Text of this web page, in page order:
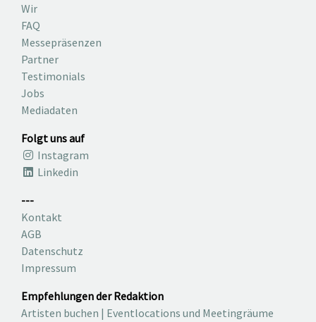
Wir
FAQ
Messepräsenzen
Partner
Testimonials
Jobs
Mediadaten
Folgt uns auf
Instagram
Linkedin
---
Kontakt
AGB
Datenschutz
Impressum
Empfehlungen der Redaktion
Artisten buchen | Eventlocations und Meetingräume